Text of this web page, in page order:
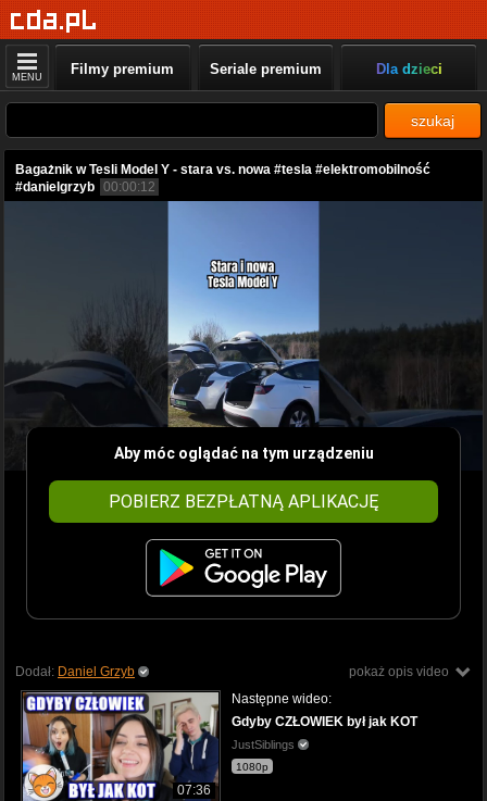
MENU Filmy premium Seriale premium Dla dzieci
szukaj
Bagażnik w Tesli Model Y - stara vs. nowa #tesla #elektromobilność
#danielgrzyb 00:00:12
Aby móc oglądać na tym urządzeniu
POBIERZ BEZPŁATNĄ APLIKACJĘ
pokaż opis video
Dodał: Daniel Grzyb
07:36
Następne wideo:
Gdyby CZŁOWIEK był jak KOT
JustSiblings
1080p